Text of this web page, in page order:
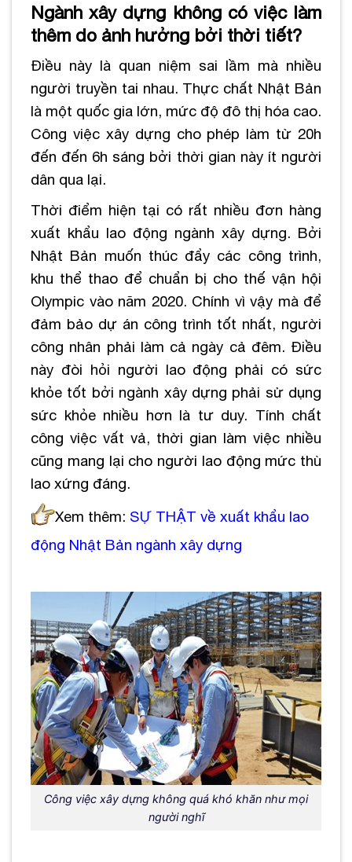
Ngành xây dựng không có việc làm
thêm do ảnh hưởng bởi thời tiết?
Điều này là quan niệm sai lầm mà nhiều
người truyền tai nhau. Thực chất Nhật Bản
là một quốc gia lớn, mức độ đô thị hóa cao.
Công việc xây dựng cho phép làm từ 20h
đến đến 6h sáng bởi thời gian này ít người
dân qua lại.
Thời điểm hiện tại có rất nhiều đơn hàng
xuất khẩu lao động ngành xây dựng. Bởi
Nhật Bản muốn thúc đẩy các công trình,
khu thể thao để chuẩn bị cho thế vận hội
Olympic vào năm 2020. Chính vì vậy mà để
đảm bảo dự án công trình tốt nhất, người
công nhân phải làm cả ngày cả đêm. Điều
này đòi hỏi người lao động phải có sức
khỏe tốt bởi ngành xây dựng phải sử dụng
sức khỏe nhiều hơn là tư duy. Tính chất
công việc vất vả, thời gian làm việc nhiều
cũng mang lại cho người lao động mức thù
lao xứng đáng.
Xem thêm: SỰ THẬT về xuất khẩu lao
động Nhật Bản ngành xây dựng
Công việc xây dựng không quá khó khăn như mọi
người nghĩ